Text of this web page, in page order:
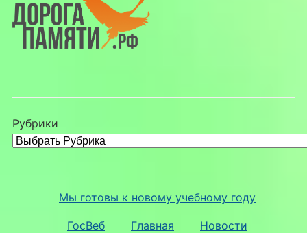
Рубрики
Мы готовы к новому учебному году
ГосВеб Главная Новости